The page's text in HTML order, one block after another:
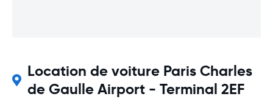
Location de voiture Paris Charles
de Gaulle Airport - Terminal 2EF